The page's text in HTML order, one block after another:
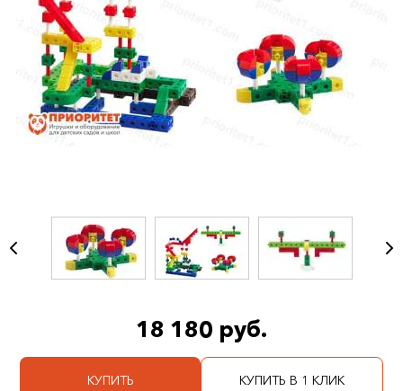
18 180 руб.
КУПИТЬ КУПИТЬ В 1 КЛИК